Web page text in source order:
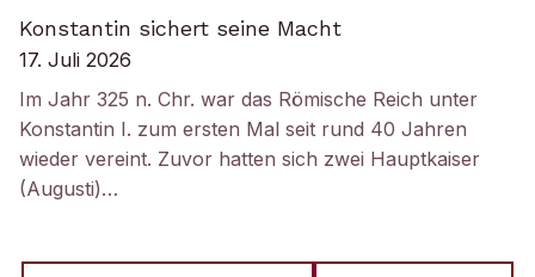
Konstantin sichert seine Macht
17. Juli 2026
Im Jahr 325 n. Chr. war das Römische Reich unter
Konstantin I. zum ersten Mal seit rund 40 Jahren
wieder vereint. Zuvor hatten sich zwei Hauptkaiser
(Augusti)…